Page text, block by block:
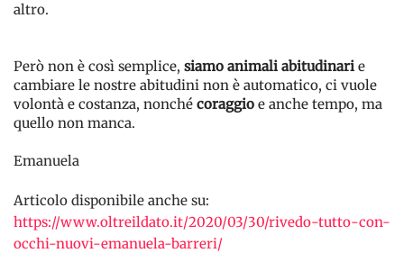
altro.
Però non è così semplice, siamo animali abitudinarie
cambiare le nostre abitudini non è automatico, ci vuole
volontà e costanza, nonché coraggio e anche tempo, ma
quello non manca.
Emanuela
Articolo disponibile anche su:
https://www.oltreildato.it/2020/03/30/rivedo-tutto-con-
occhi-nuovi-emanuela-barreri/